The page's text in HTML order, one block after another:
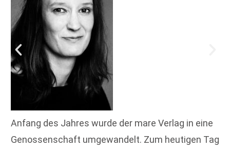
Anfang des Jahres wurde der mare Verlag in eine
Genossenschaft umgewandelt. Zum heutigen Tag